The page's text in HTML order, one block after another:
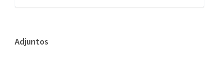
Adjuntos